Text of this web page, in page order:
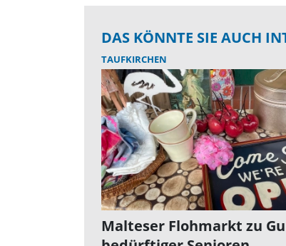
DAS KÖNNTE SIE AUCH
TAUFKIRCHEN
Malteser Flohmarkt zu